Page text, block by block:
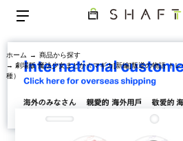
ホーム → 商品から探す
→ 劇場版 魔法少女まどか☆マギカ[新編]叛逆の物語 トレ
種）